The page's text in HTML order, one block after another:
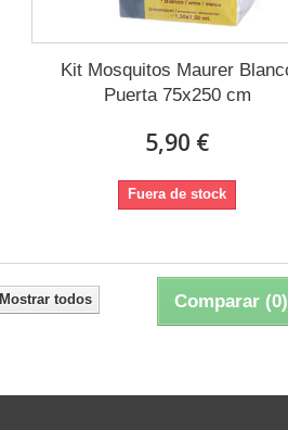
Kit Mosquitos Maurer
Puerta 75x250 cm
5,90 €
Fuera de stock
Comparar (0)
Mostrar todos